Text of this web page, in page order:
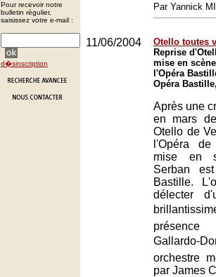
Pour recevoir notre
bulletin régulier,
saisissez votre e-mail :
d�sinscription
Par Yannick
11/06/2004
Otello toutes
Reprise
mise en
l'Opéra
Opéra
Après une
en mars
Otello de
l'Opéra
mise en
Serban
Bastille.
délecter
Gallardo-
orchestre
par James